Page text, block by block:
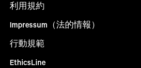
利用規約
Impressum（法的情報）
行動規範
EthicsLine